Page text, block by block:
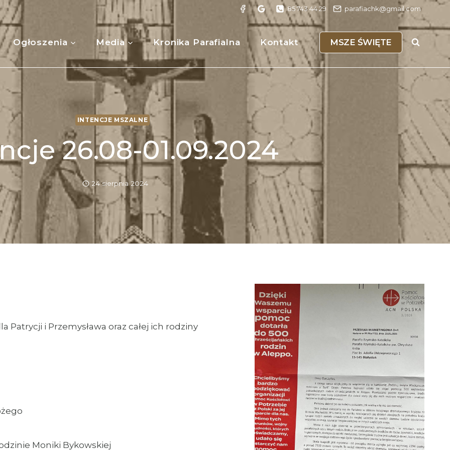
85 743 44 29 parafiachk@gmail.com
Ogłoszenia Media Kronika Parafialna Kontakt MSZE ŚWIĘTE
INTENCJE MSZALNE
26.08-01.09.2024
24 sierpnia 2024
Patrycji i Przemysława oraz całej ich rodziny
Moniki Bykowskiej